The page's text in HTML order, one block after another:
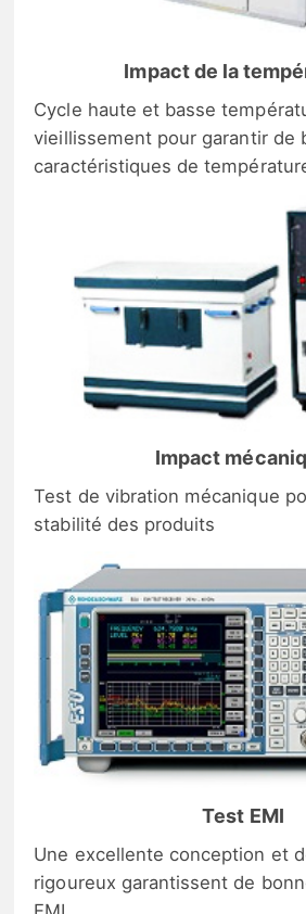
Impact de la
Cycle haute et basse
vieillissement pour garantir de
caractéristiques de
Impact
Test de vibration mécanique
stabilité des produits
Test EMI
Une excellente conception et
rigoureux garantissent de